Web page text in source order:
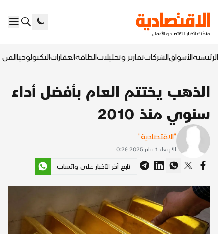
الرئيسيةالأسواقالشركاتتقارير وتحليلاتالطاقةالعقاراتالتكنولوجياالفن
الذهب يختتم العام بأفضل أداء
سنوي منذ 2010
"الاقتصادية"
الأربعاء 1 يناير 2025 0:29
تابع آخر الأخبار على واتساب